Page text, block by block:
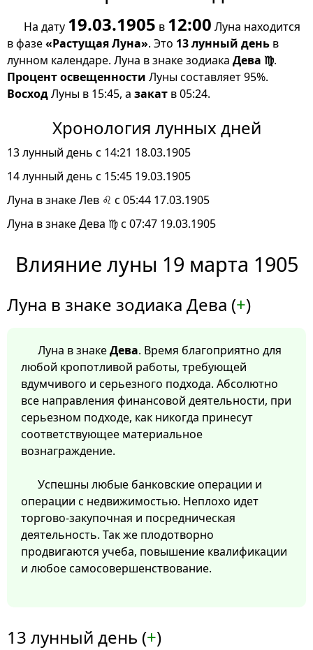
На дату 19.03.1905 в 12:00 Луна находится
в фазе«Растущая Луна». Это 13 лунный день в
лунном календаре. Луна в знаке зодиака Дева ♍.
Процент освещенности Луны составляет 95%.
ВосходЛуны в 15:45, а закат в 05:24.
Хронология лунных дней
13 лунный день с 14:21 18.03.1905
14 лунный день с 15:45 19.03.1905
Луна в знаке Лев ♌ с 05:44 17.03.1905
Луна в знаке Дева ♍ с 07:47 19.03.1905
Влияние луны 19 марта 1905
Луна в знаке зодиака Дева (+)
Луна в знакеДева. Время благоприятно для
любой кропотливой работы, требующей
вдумчивого и серьезного подхода. Абсолютно
все направления финансовой деятельности, при
серьезном подходе, как никогда принесут
соответствующее материальное
вознаграждение.
Успешны любые банковские операции и
операции с недвижимостью. Неплохо идет
торгово-закупочная и посредническая
деятельность. Так же плодотворно
продвигаются учеба, повышение квалификации
и любое самосовершенствование.
13 лунный день (+)